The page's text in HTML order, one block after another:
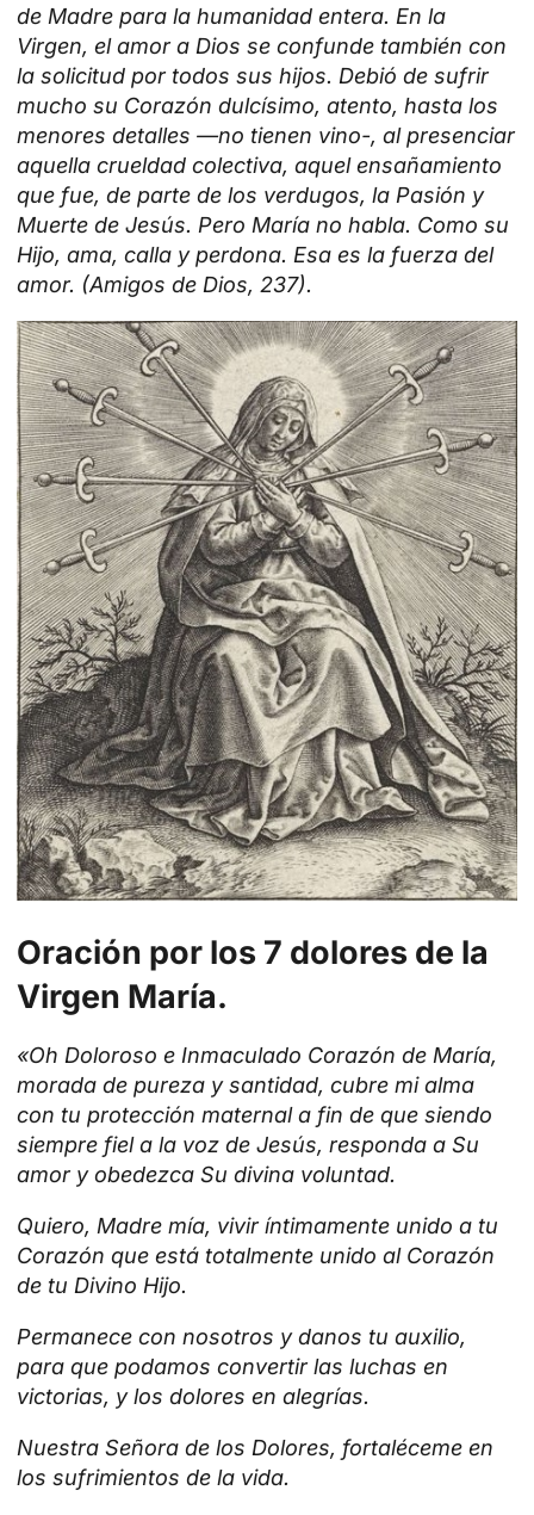
de Madre para la humanidad entera. En la
Virgen, el amor a Dios se confunde también con
la solicitud por todos sus hijos. Debió de sufrir
mucho su Corazón dulcísimo, atento, hasta los
menores detalles —no tienen vino-, al presenciar
aquella crueldad colectiva, aquel ensañamiento
que fue, de parte de los verdugos, la Pasión y
Muerte de Jesús. Pero María no habla. Como su
Hijo, ama, calla y perdona. Esa es la fuerza del
amor. (Amigos de Dios, 237).
Oración por los 7 dolores de la
Virgen María.
«Oh Doloroso e Inmaculado Corazón de María,
morada de pureza y santidad, cubre mi alma
con tu protección maternal a fin de que siendo
siempre fiel a la voz de Jesús, responda a Su
amor y obedezca Su divina voluntad.
Quiero, Madre mía, vivir íntimamente unido a tu
Corazón que está totalmente unido al Corazón
de tu Divino Hijo.
Permanece con nosotros y danos tu auxilio,
para que podamos convertir las luchas en
victorias, y los dolores en alegrías.
Nuestra Señora de los Dolores, fortaléceme en
los sufrimientos de la vida.